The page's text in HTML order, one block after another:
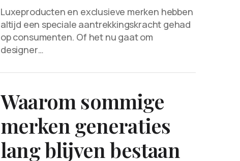
Luxeproducten en exclusieve merken hebben
altijd een speciale aantrekkingskracht gehad
op consumenten. Of het nu gaat om
designer…
Waarom sommige
merken generaties
lang blijven bestaan